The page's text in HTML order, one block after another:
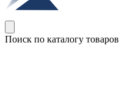
Поиск по каталогу товаров